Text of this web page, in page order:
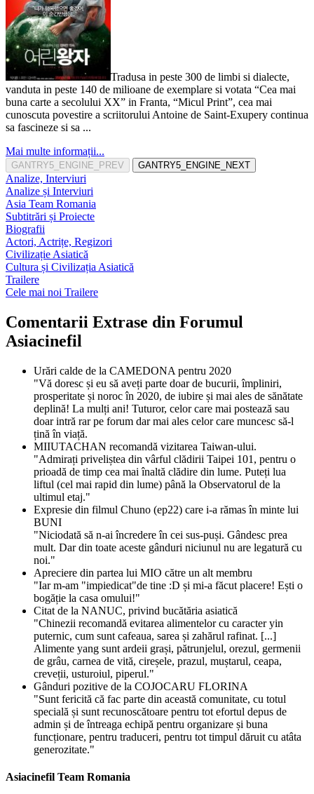
Tradusa in peste 300 de limbi si dialecte,
vanduta in peste 140 de milioane de exemplare si votata “Cea mai
buna carte a secolului XX” in Franta, “Micul Print”, cea mai
cunoscuta povestire a scriitorului Antoine de Saint-Exupery continua
sa fascineze si sa ...
Mai multe informații...
GANTRY5_ENGINE_PREV GANTRY5_ENGINE_NEXT
Analize, Interviuri
Analize și Interviuri
Asia Team Romania
Subtitrări și Proiecte
Biografii
Actori, Actrițe, Regizori
Civilizație Asiatică
Cultura și Civilizația Asiatică
Trailere
Cele mai noi Trailere
Comentarii Extrase din Forumul
Asiacinefil
Urări calde de la CAMEDONA pentru 2020
"Vă doresc și eu să aveți parte doar de bucurii, împliniri,
prosperitate și noroc în 2020, de iubire și mai ales de sănătate
deplină! La mulți ani! Tuturor, celor care mai postează sau
doar intră rar pe forum dar mai ales celor care muncesc să-l
țină în viață.
MIIUTACHAN recomandă vizitarea Taiwan-ului.
"Admirați priveliștea din vârful clădirii Taipei 101, pentru o
prioadă de timp cea mai înaltă clădire din lume. Puteți lua
liftul (cel mai rapid din lume) până la Observatorul de la
ultimul etaj."
Expresie din filmul Chuno (ep22) care i-a rămas în minte lui
BUNI
"Niciodată să n-ai încredere în cei sus-puși. Gândesc prea
mult. Dar din toate aceste gânduri niciunul nu are legatură cu
noi."
Apreciere din partea lui MIO către un alt membru
"Iar m-am "impiedicat"de tine :D și mi-a făcut placere! Ești o
bogăție la casa omului!"
Citat de la NANUC, privind bucătăria asiatică
"Chinezii recomandă evitarea alimentelor cu caracter yin
puternic, cum sunt cafeaua, sarea și zahărul rafinat. [...]
Alimente yang sunt ardeii grași, pătrunjelul, orezul, germenii
de grâu, carnea de vită, cireșele, prazul, muștarul, ceapa,
creveții, usturoiul, piperul."
Gânduri pozitive de la COJOCARU FLORINA
"Sunt fericită că fac parte din această comunitate, cu totul
specială și sunt recunoscătoare pentru tot efortul depus de
admin și de întreaga echipă pentru organizare și buna
funcționare, pentru traduceri, pentru tot timpul dăruit cu atâta
generozitate."
Asiacinefil Team Romania